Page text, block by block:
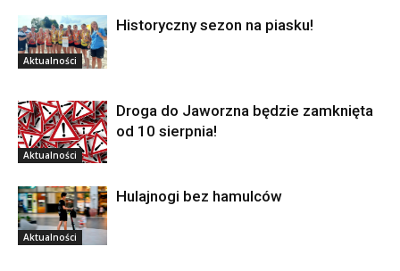
Aktualności
Historyczny sezon na piasku!
Aktualności
Droga do Jaworzna będzie zamknięta
od 10 sierpnia!
Aktualności
Hulajnogi bez hamulców